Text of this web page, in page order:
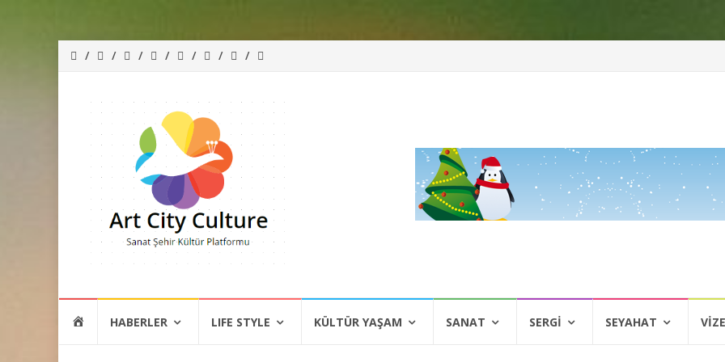
atla
HOMEHABERLER LIFE STYLE KÜLTÜR YAŞAM SANAT SERGI SEYAHAT VIZE